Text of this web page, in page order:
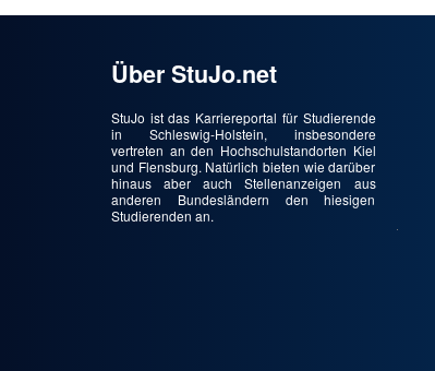
Über StuJo.net
StuJo ist das Karriereportal für Studierende
in Schleswig-Holstein, insbesondere
vertreten an den Hochschulstandorten Kiel
und Flensburg. Natürlich bieten wie darüber
hinaus aber auch Stellenanzeigen aus
anderen Bundesländern den hiesigen
Studierenden an.